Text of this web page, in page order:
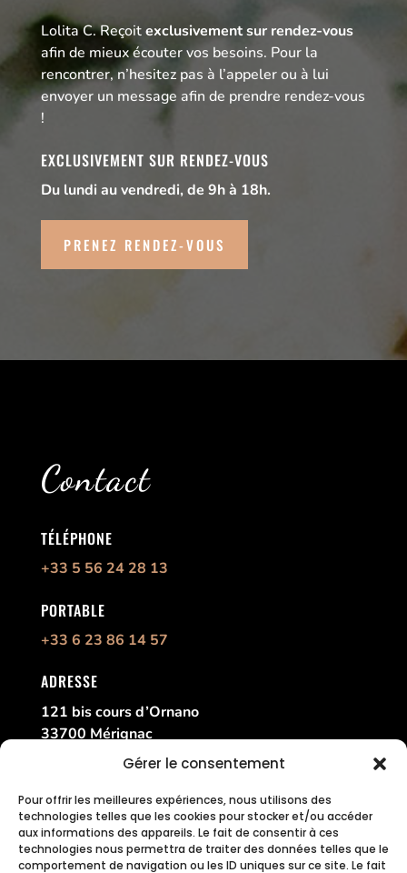
Gérer le consentement
Pour offrir les meilleures expériences, nous utilisons des
technologies telles que les cookies pour stocker et/ou accéder
aux informations des appareils. Le fait de consentir à ces
technologies nous permettra de traiter des données telles que le
comportement de navigation ou les ID uniques sur ce site. Le fait
Lolita C. Reçoitexclusivement sur rendez-vous
afin de mieux écouter vos besoins. Pour la
rencontrer, n’hesitez pas à l’appeler ou à lui
envoyer un message afin de prendre rendez-vous
!
EXCLUSIVEMENT SUR RENDEZ-VOUS
Du lundi au vendredi, de 9h à 18h.
PRENEZ RENDEZ-VOUS
Contact
TÉLÉPHONE
+33 5 56 24 28 13
PORTABLE
+33 6 23 86 14 57
ADRESSE
121 bis cours d’Ornano
33700 Mérignac